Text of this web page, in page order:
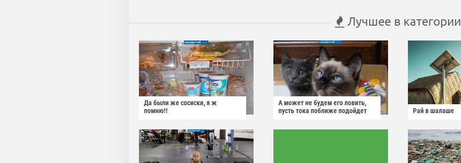
Лучшее в категории
Да были же сосиски, я ж
помню!!
А может не будем его ловить,
пусть тока поближе подойдет
Рай в шалаше